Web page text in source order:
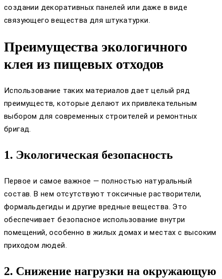
создании декоративных панелей или даже в виде
связующего вещества для штукатурки.
Преимущества экологичного
клея из пищевых отходов
Использование таких материалов дает целый ряд
преимуществ, которые делают их привлекательным
выбором для современных строителей и ремонтных
бригад.
1. Экологическая безопасность
Первое и самое важное — полностью натуральный
состав. В нем отсутствуют токсичные растворители,
формальдегиды и другие вредные вещества. Это
обеспечивает безопасное использование внутри
помещений, особенно в жилых домах и местах с высоким
приходом людей.
2. Снижение нагрузки на окружающую